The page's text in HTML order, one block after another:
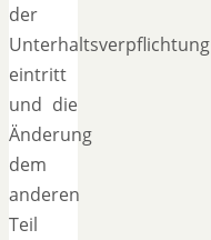
der
Unterhaltsverpflichtung
eintritt
und die
Änderung
dem
anderen
Teil